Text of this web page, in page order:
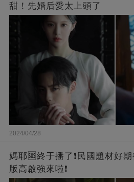
甜！先婚后愛太上頭了
2024/04/28
媽耶🆘終于播了❗️民國題材好期
版高啟強來啦❗